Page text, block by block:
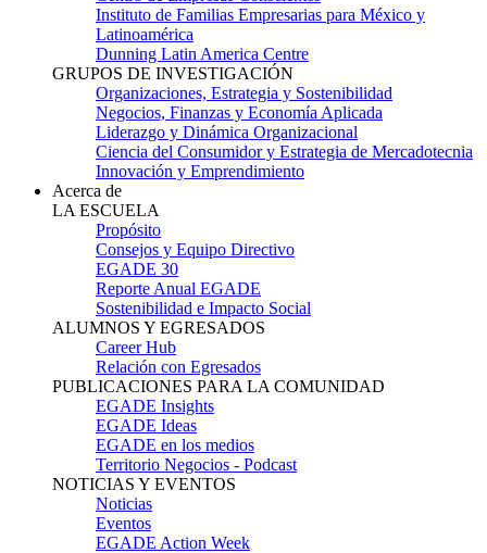
Instituto de Familias Empresarias para México y
Latinoamérica
Dunning Latin America Centre
GRUPOS DE INVESTIGACIÓN
Organizaciones, Estrategia y Sostenibilidad
Negocios, Finanzas y Economía Aplicada
Liderazgo y Dinámica Organizacional
Ciencia del Consumidor y Estrategia de Mercadotecnia
Innovación y Emprendimiento
Acerca de
LA ESCUELA
Propósito
Consejos y Equipo Directivo
EGADE 30
Reporte Anual EGADE
Sostenibilidad e Impacto Social
ALUMNOS Y EGRESADOS
Career Hub
Relación con Egresados
PUBLICACIONES PARA LA COMUNIDAD
EGADE Insights
EGADE Ideas
EGADE en los medios
Territorio Negocios - Podcast
NOTICIAS Y EVENTOS
Noticias
Eventos
EGADE Action Week